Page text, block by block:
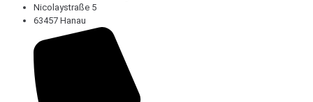
Nicolaystraße 5
63457 Hanau